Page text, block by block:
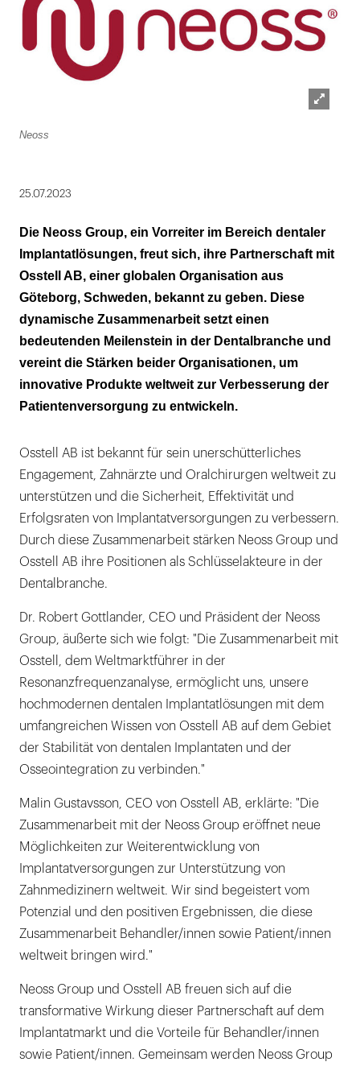
Neoss
25.07.2023
Die Neoss Group, ein Vorreiter im Bereich dentaler
Implantatlösungen, freut sich, ihre Partnerschaft mit
Osstell AB, einer globalen Organisation aus
Göteborg, Schweden, bekannt zu geben. Diese
dynamische Zusammenarbeit setzt einen
bedeutenden Meilenstein in der Dentalbranche und
vereint die Stärken beider Organisationen, um
innovative Produkte weltweit zur Verbesserung der
Patientenversorgung zu entwickeln.
Osstell AB ist bekannt für sein unerschütterliches
Engagement, Zahnärzte und Oralchirurgen weltweit zu
unterstützen und die Sicherheit, Effektivität und
Erfolgsraten von Implantatversorgungen zu verbessern.
Durch diese Zusammenarbeit stärken Neoss Group und
Osstell AB ihre Positionen als Schlüsselakteure in der
Dentalbranche.
Dr. Robert Gottlander, CEO und Präsident der Neoss
Group, äußerte sich wie folgt: "Die Zusammenarbeit mit
Osstell, dem Weltmarktführer in der
Resonanzfrequenzanalyse, ermöglicht uns, unsere
hochmodernen dentalen Implantatlösungen mit dem
umfangreichen Wissen von Osstell AB auf dem Gebiet
der Stabilität von dentalen Implantaten und der
Osseointegration zu verbinden."
Malin Gustavsson, CEO von Osstell AB, erklärte: "Die
Zusammenarbeit mit der Neoss Group eröffnet neue
Möglichkeiten zur Weiterentwicklung von
Implantatversorgungen zur Unterstützung von
Zahnmedizinern weltweit. Wir sind begeistert vom
Potenzial und den positiven Ergebnissen, die diese
Zusammenarbeit Behandler/innen sowie Patient/innen
weltweit bringen wird."
Neoss Group und Osstell AB freuen sich auf die
transformative Wirkung dieser Partnerschaft auf dem
Implantatmarkt und die Vorteile für Behandler/innen
sowie Patient/innen. Gemeinsam werden Neoss Group